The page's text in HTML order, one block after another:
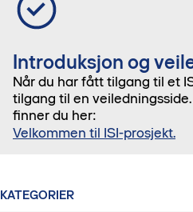
Introduksjon og
Når du har fått tilgang til et
tilgang til en
finner du her:
Velkommen til ISI-prosjekt.
KATEGORIER